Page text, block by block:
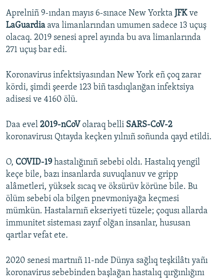
RFE/RS bütün saytları
Aprelniñ 9-ından mayıs 6-sınace New Yorkta JFK ve
LaGuardia ava limanlarından umumen sadece 13 uçuş
olacaq. 2019 senesi aprel ayında bu ava limanlarında
271 uçuş bar edi.
Koronavirus infektsiyasından New York eñ çoq zarar
kördi, şimdi şeerde 123 biñ tasdıqlanğan infektsiya
adisesi ve 4160 ölü.
Daa evel 2019-nCoV olaraq belli SARS-CoV-2
koronavirusı Qıtayda keçken yılnıñ soñunda qayd etildi.
O, COVID-19 hastalığınıñ sebebi oldı. Hastalıq yengil
keçe bile, bazı insanlarda suvuqlanuv ve gripp
alâmetleri, yüksek sıcaq ve öksürüv körüne bile. Bu
ölüm sebebi ola bilgen pnevmoniyağa keçmesi
mümkün. Hastalarnıñ ekseriyeti tüzele; çoqusı allarda
immunitet sisteması zayıf olğan insanlar, hususan
qartlar vefat ete.
2020 senesi martnıñ 11-nde Dünya sağlıq teşkilâtı yañı
koronavirus sebebinden başlağan hastalıq qırğınlığını